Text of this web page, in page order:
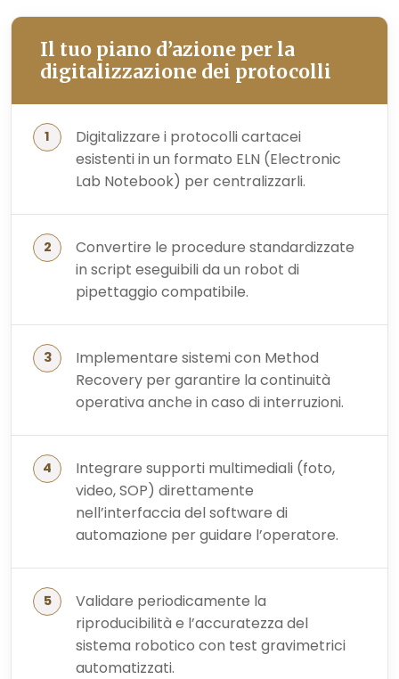
Il tuo piano d’azione per la
digitalizzazione dei protocolli
Digitalizzare i protocolli cartacei
esistenti in un formato ELN (Electronic
Lab Notebook) per centralizzarli.
Convertire le procedure standardizzate
in script eseguibili da un robot di
pipettaggio compatibile.
Implementare sistemi con Method
Recovery per garantire la continuità
operativa anche in caso di interruzioni.
Integrare supporti multimediali (foto,
video, SOP) direttamente
nell’interfaccia del software di
automazione per guidare l’operatore.
Validare periodicamente la
riproducibilità e l’accuratezza del
sistema robotico con test gravimetrici
automatizzati.